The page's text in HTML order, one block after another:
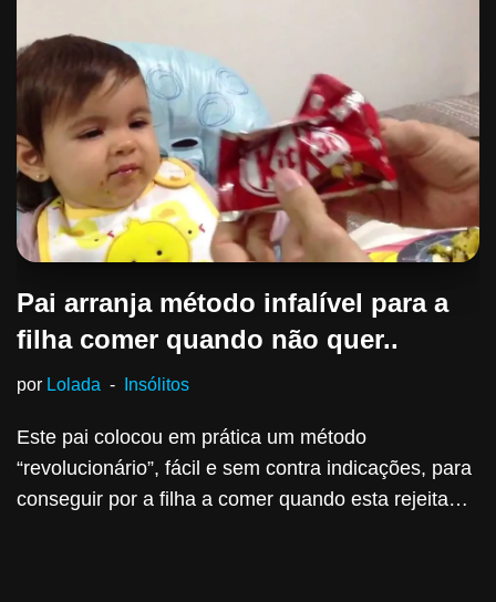
Pai arranja método infalível para a
filha comer quando não quer..
por Lolada Insólitos
Este pai colocou em prática um método
“revolucionário”, fácil e sem contra indicações, para
conseguir por a filha a comer quando esta rejeita…